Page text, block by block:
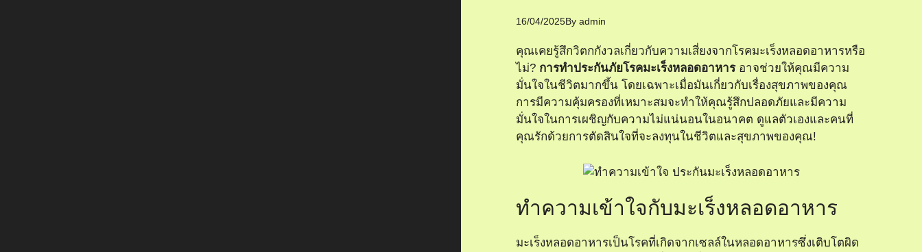
16/04/2025By admin
คุณเคยรู้สึกวิตกกังวลเกี่ยวกับความเสี่ยงจากโรคมะเร็งหลอดอาหารหรือ
ไม่? การทำประกันภัยโรคมะเร็งหลอดอาหารอาจช่วยให้คุณมีความ
มั่นใจในชีวิตมากขึ้น โดยเฉพาะเมื่อมันเกี่ยวกับเรื่องสุขภาพของคุณ
การมีความคุ้มครองที่เหมาะสมจะทำให้คุณรู้สึกปลอดภัยและมีความ
มั่นใจในการเผชิญกับความไม่แน่นอนในอนาคต ดูแลตัวเองและคนที่
คุณรักด้วยการตัดสินใจที่จะลงทุนในชีวิตและสุขภาพของคุณ!
ทำความเข้าใจกับมะเร็งหลอดอาหาร
มะเร็งหลอดอาหารเป็นโรคที่เกิดจากเซลล์ในหลอดอาหารซึ่งเติบโตผิด